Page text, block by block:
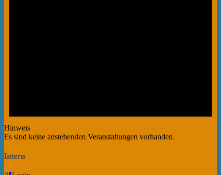
Hinweis
Es sind keine anstehenden Veranstaltungen vorhanden.
Intern